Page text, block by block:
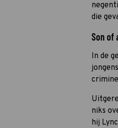
die
Son of
In de
niks
hij